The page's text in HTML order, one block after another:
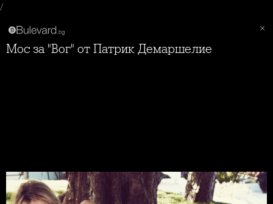
/
Мос за "Вог" от Патрик Демаршелие